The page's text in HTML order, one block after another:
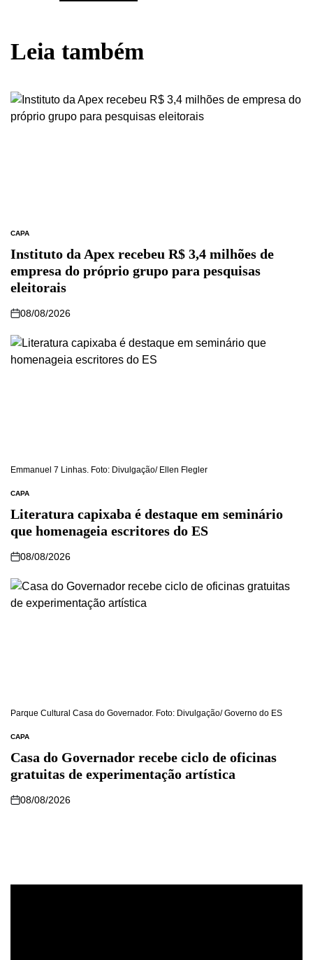
Leia também
CAPA
Instituto da Apex recebeu R$ 3,4 milhões de
empresa do próprio grupo para pesquisas
eleitorais
08/08/2026
Emmanuel 7 Linhas. Foto: Divulgação/ Ellen Flegler
CAPA
Literatura capixaba é destaque em seminário
que homenageia escritores do ES
08/08/2026
Parque Cultural Casa do Governador. Foto: Divulgação/ Governo do ES
CAPA
Casa do Governador recebe ciclo de oficinas
gratuitas de experimentação artística
08/08/2026